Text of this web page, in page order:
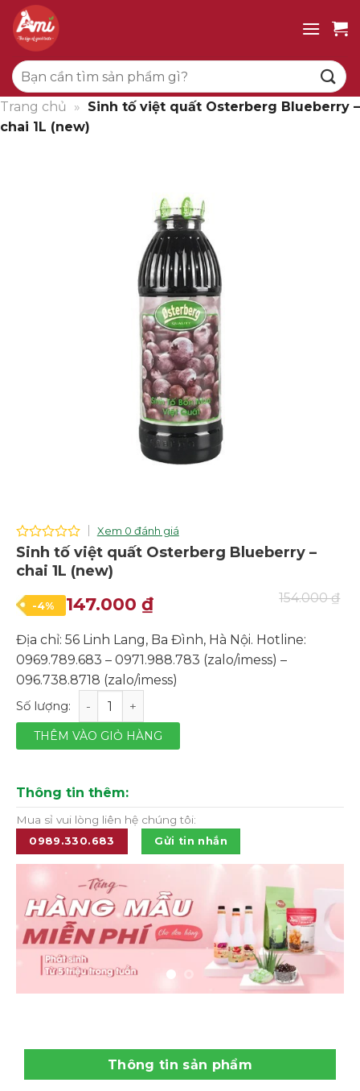
qua
dung
Tìm
kiếm:
Trang chủ » Sinh tố việt quất Osterberg Blueberry –
chai 1L (new)
0
out
of
Xem 0 đánh giá
Sinh tố việt quất Osterberg Blueberry –
chai 1L (new)
-4% 154.000₫
Giá
là:
154.000 ₫.
147.000₫Giá
tại
là:
Địa chỉ: 56 Linh Lang, Ba Đình, Hà Nội. Hotline:
0969.789.683 – 0971.988.783 (zalo/imess) –
096.738.8718 (zalo/imess)
Sinh tố việt quất Osterberg Blueberry - chai 1L (new)
THÊM VÀO GIỎ HÀNG
Thông tin thêm:
Mua sỉ vui lòng liên hệ chúng tôi:
0989.330.683 Gửi tin nhắn
Thông tin sản phẩm